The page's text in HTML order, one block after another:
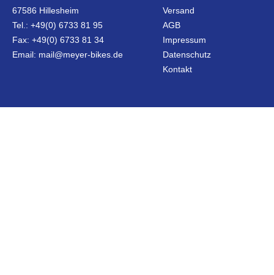
67586 Hillesheim
Tel.: +49(0) 6733 81 95
Fax: +49(0) 6733 81 34
Email: mail@meyer-bikes.de
Versand
AGB
Impressum
Datenschutz
Kontakt